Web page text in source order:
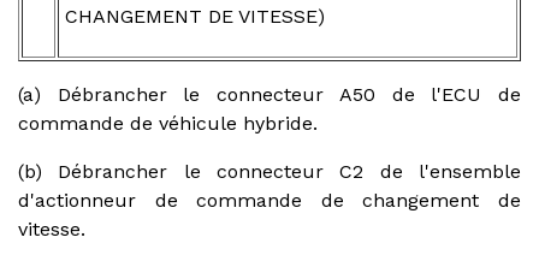
CHANGEMENT DE VITESSE)
(a) Débrancher le connecteur A50 de l'ECU de
commande de véhicule hybride.
(b) Débrancher le connecteur C2 de l'ensemble
d'actionneur de commande de changement de
vitesse.